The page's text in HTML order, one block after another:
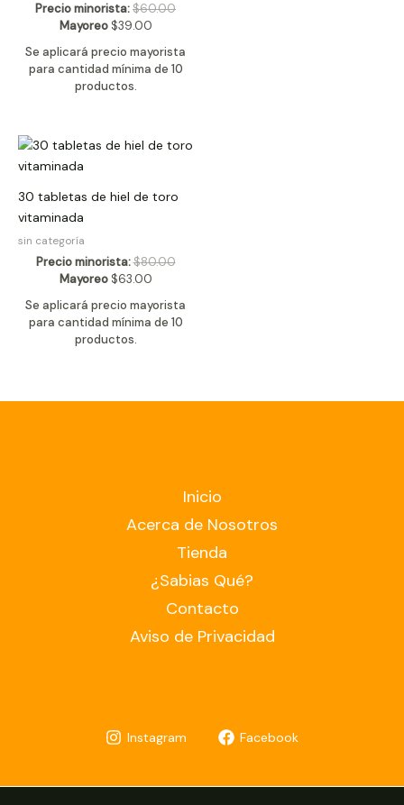
Precio minorista:$60.00
Mayoreo $39.00
Se aplicará precio mayorista
para cantidad mínima de 10
productos.
30 tabletas de hiel de toro
vitaminada
sin categoría
Precio minorista:$80.00
Mayoreo $63.00
Se aplicará precio mayorista
para cantidad mínima de 10
productos.
Inicio
Acerca de Nosotros
Tienda
¿Sabias Qué?
Contacto
Aviso de Privacidad
Instagram Facebook